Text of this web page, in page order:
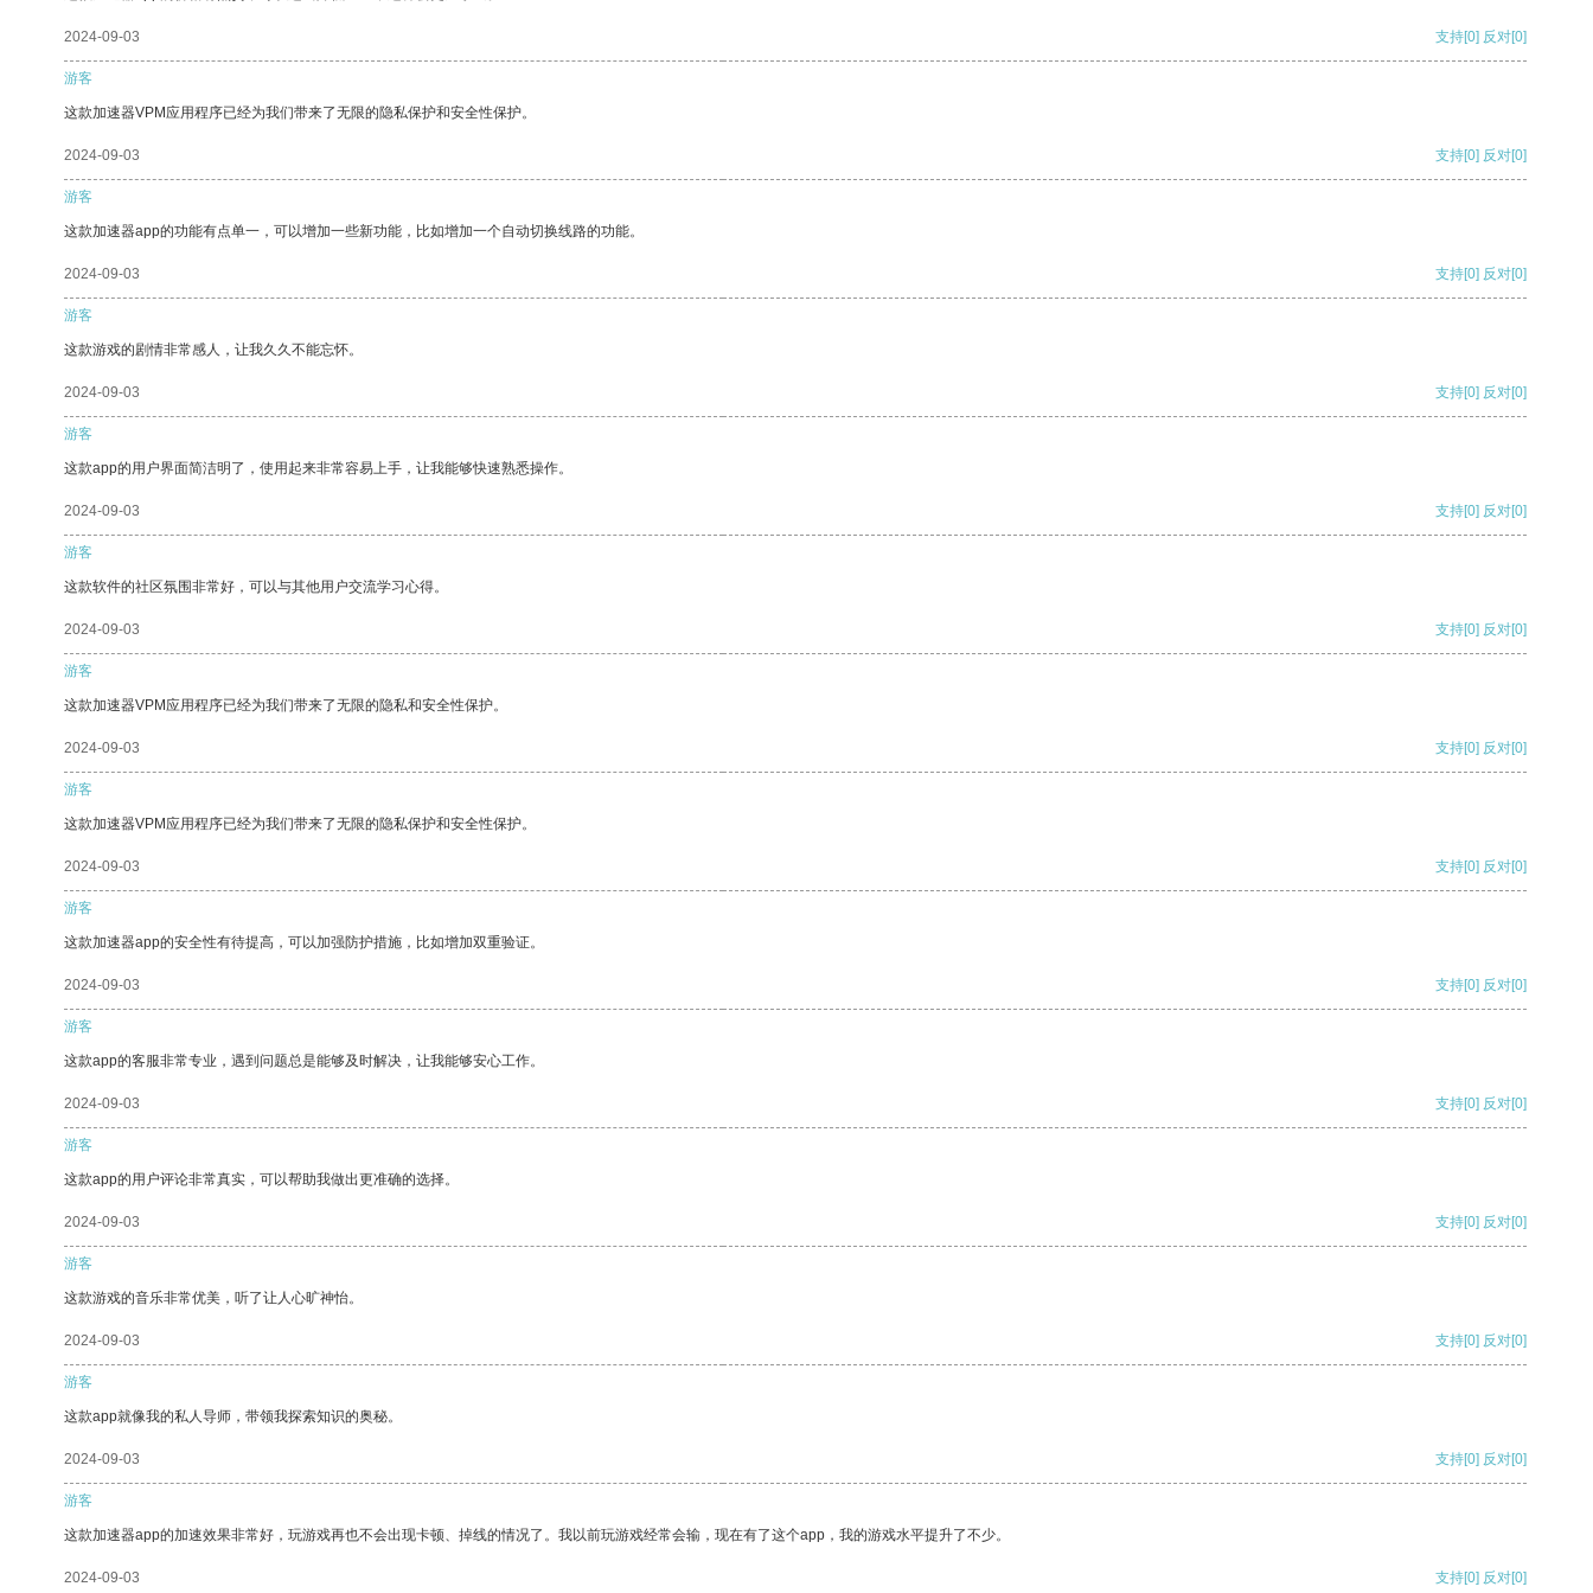
2024-09-03 支持[0] 反对[0]
游客
这款加速器VPM应用程序已经为我们带来了无限的隐私保护和安全性保护。
2024-09-03 支持[0] 反对[0]
游客
这款加速器app的功能有点单一，可以增加一些新功能，比如增加一个自动切换线路的功能。
2024-09-03 支持[0] 反对[0]
游客
这款游戏的剧情非常感人，让我久久不能忘怀。
2024-09-03 支持[0] 反对[0]
游客
这款app的用户界面简洁明了，使用起来非常容易上手，让我能够快速熟悉操作。
2024-09-03 支持[0] 反对[0]
游客
这款软件的社区氛围非常好，可以与其他用户交流学习心得。
2024-09-03 支持[0] 反对[0]
游客
这款加速器VPM应用程序已经为我们带来了无限的隐私和安全性保护。
2024-09-03 支持[0] 反对[0]
游客
这款加速器VPM应用程序已经为我们带来了无限的隐私保护和安全性保护。
2024-09-03 支持[0] 反对[0]
游客
这款加速器app的安全性有待提高，可以加强防护措施，比如增加双重验证。
2024-09-03 支持[0] 反对[0]
游客
这款app的客服非常专业，遇到问题总是能够及时解决，让我能够安心工作。
2024-09-03 支持[0] 反对[0]
游客
这款app的用户评论非常真实，可以帮助我做出更准确的选择。
2024-09-03 支持[0] 反对[0]
游客
这款游戏的音乐非常优美，听了让人心旷神怡。
2024-09-03 支持[0] 反对[0]
游客
这款app就像我的私人导师，带领我探索知识的奥秘。
2024-09-03 支持[0] 反对[0]
游客
这款加速器app的加速效果非常好，玩游戏再也不会出现卡顿、掉线的情况了。我以前玩游戏经常会输，现在有了这个app，我的游戏水平提升了不少。
2024-09-03 支持[0] 反对[0]